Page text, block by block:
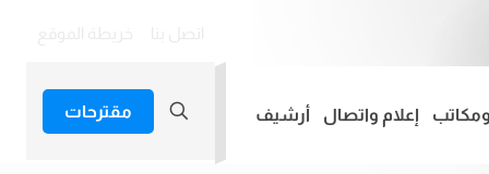
ومكاتب إعلام واتصال أرشيف مقترحات